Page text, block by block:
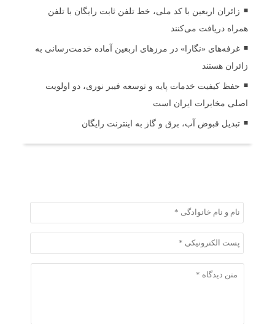
زائران اربعین با کد ملی، خط تلفن ثابت رایگان با تلفن
همراه دریافت می‌کنند
غرفه‌های «نگارا» در مرزهای اربعین آماده خدمت‌رسانی به
زائران هستند
حفظ کیفیت خدمات پایه و توسعه فیبر نوری، دو اولویت
اصلی مخابرات ایران است
تبدیل قبوض آب، برق و گاز به اینترنت رایگان